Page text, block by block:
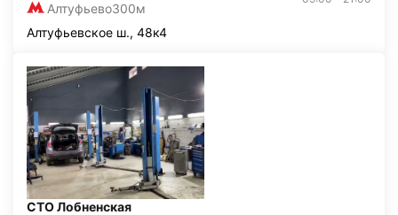
Алтуфьево300м
Алтуфьевское ш., 48к4
СТО Лобненская